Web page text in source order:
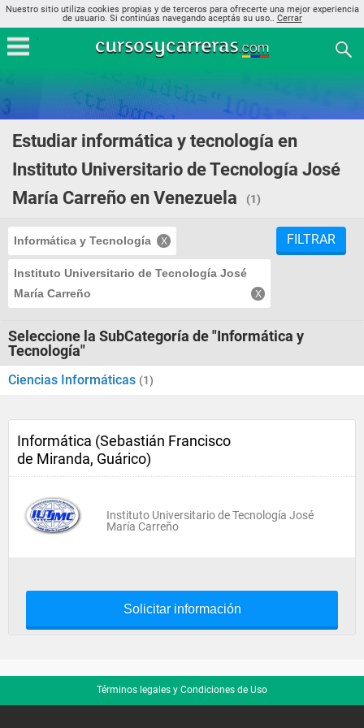
Nuestro sitio utiliza cookies propias y de terceros para ofrecerte una mejor experiencia
de usuario. Si continúas navegando aceptás su uso.. Cerrar
Estudiar informática y tecnología en
Instituto Universitario de Tecnología José
María Carreño en Venezuela
(1)
Informática y Tecnología
Instituto Universitario de Tecnología José
María Carreño
FILTRAR
Seleccione la SubCategoría de "Informática y
Tecnología"
Ciencias Informáticas (1)
Informática (Sebastián Francisco
de Miranda, Guárico)
Instituto Universitario de Tecnología José
María Carreño
Solicitar información
Términos legales y Condiciones de Uso